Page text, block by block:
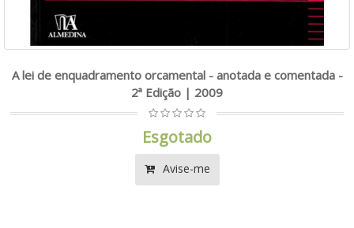
A lei de enquadramento orcamental - anotada e comentada -
2ª Edição | 2009
Esgotado
Avise-me